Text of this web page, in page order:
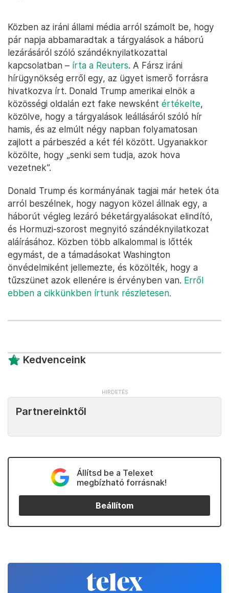
Közben az iráni állami média arról számolt be, hogy
pár napja abbamaradtak a tárgyalások a háború
lezárásáról szóló szándéknyilatkozattal
kapcsolatban – írta a Reuters. A Fársz iráni
hírügynökség erről egy, az ügyet ismerő forrásra
hivatkozva írt. Donald Trump amerikai elnök a
közösségi oldalán ezt fake newsként értékelte,
közölve, hogy a tárgyalások leállásáról szóló hír
hamis, és az elmúlt négy napban folyamatosan
zajlott a párbeszéd a két fél között. Ugyanakkor
közölte, hogy „senki sem tudja, azok hova
vezetnek”.
Donald Trump és kormányának tagjai már hetek óta
arról beszélnek, hogy nagyon közel állnak egy, a
háborút végleg lezáró béketárgyalásokat elindító,
és Hormuzi-szorost megnyitó szándéknyilatkozat
aláírásához. Közben több alkalommal is lőtték
egymást, de a támadásokat Washington
önvédelmiként jellemezte, és közölték, hogy a
tűzszünet azok ellenére is érvényben van. Erről
ebben a cikkünkben írtunk részletesen.
Kedvenceink
Partnereinktől
Állítsd be a Telexet
megbízható forrásnak!
Beállítom